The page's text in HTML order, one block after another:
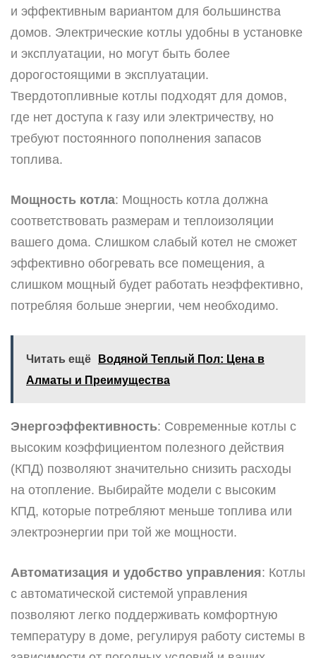
и эффективным вариантом для большинства
домов. Электрические котлы удобны в установке
и эксплуатации, но могут быть более
дорогостоящими в эксплуатации.
Твердотопливные котлы подходят для домов,
где нет доступа к газу или электричеству, но
требуют постоянного пополнения запасов
топлива.
Мощность котла: Мощность котла должна
соответствовать размерам и теплоизоляции
вашего дома. Слишком слабый котел не сможет
эффективно обогревать все помещения, а
слишком мощный будет работать неэффективно,
потребляя больше энергии, чем необходимо.
Читать ещё
Водяной Теплый Пол: Цена в
Алматы и Преимущества
Энергоэффективность: Современные котлы с
высоким коэффициентом полезного действия
(КПД) позволяют значительно снизить расходы
на отопление. Выбирайте модели с высоким
КПД, которые потребляют меньше топлива или
электроэнергии при той же мощности.
Автоматизация и удобство управления: Котлы
с автоматической системой управления
позволяют легко поддерживать комфортную
температуру в доме, регулируя работу системы в